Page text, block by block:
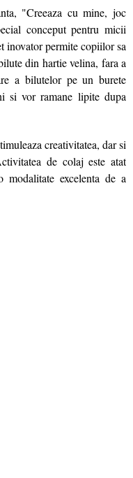
"Creeaza cu mine, joc
conceput pentru micii
inovator permite copiilor sa
din hartie velina, fara a
a bilutelor pe un burete
si vor ramane lipite dupa
creativitatea, dar si
de colaj este atat
excelenta de a